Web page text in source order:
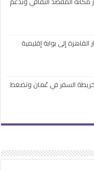
إلى بوابة إقليمية
خريطة السفر في عُمان وتضغط